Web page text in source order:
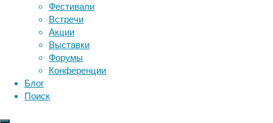
Фестивали
Встречи
Акции
Выставки
Форумы
Конференции
Блог
Поиск
–
стабилизаторы
напряжения.
нейрофизиология
поведение
сон социальные проблемы
физиология